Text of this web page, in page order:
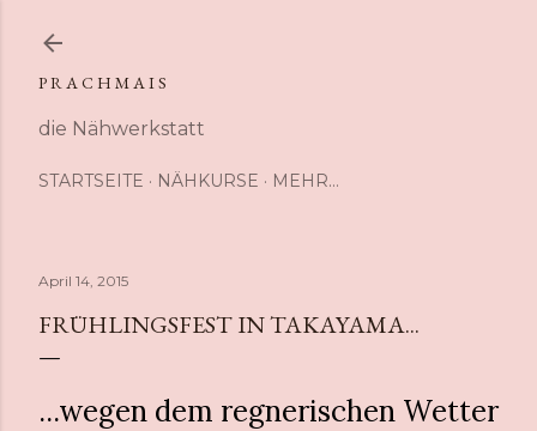
P R A C H M A I S
die Nähwerkstatt
STARTSEITE NÄHKURSE MEHR…
April 14, 2015
FRÜHLINGSFEST IN TAKAYAMA...
...wegen dem regnerischen Wetter